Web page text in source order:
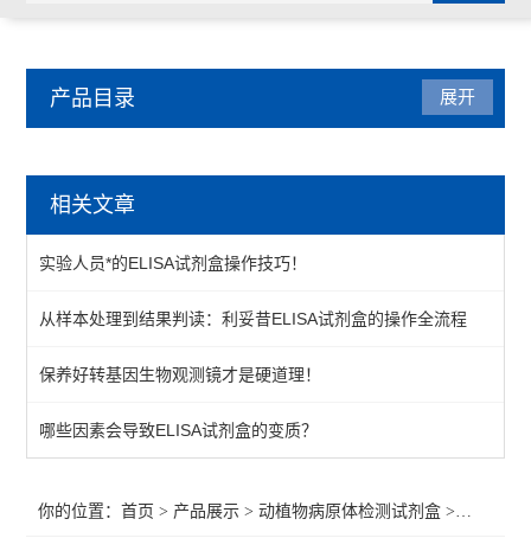
产品目录
primerdesign生物威胁检测试剂盒
primerdesign其他病原体检测试剂盒
植物病原体/病原菌检测试剂
primerdesign水源致病菌检测试剂盒
primerdesign病原体检测试剂试剂盒
展开
相关文章
实验人员*的ELISA试剂盒操作技巧！
从样本处理到结果判读：利妥昔ELISA试剂盒的操作全流程
保养好转基因生物观测镜才是硬道理！
哪些因素会导致ELISA试剂盒的变质？
你的位置：首页 > 产品展示 >动植物病原体检测试剂盒 >